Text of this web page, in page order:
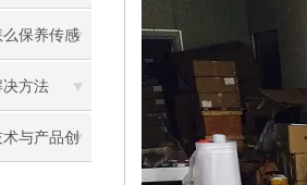
保养传感
方法
与产品创